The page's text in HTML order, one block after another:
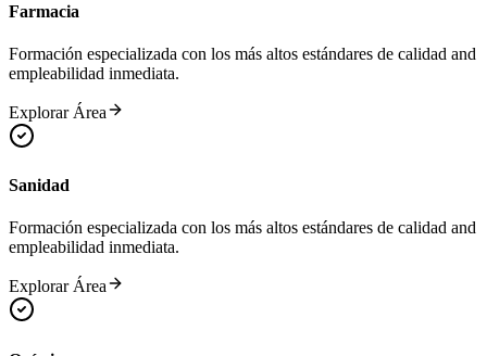
Farmacia
Formación especializada con los más altos estándares de calidad and
empleabilidad inmediata.
Explorar Área
Sanidad
Formación especializada con los más altos estándares de calidad and
empleabilidad inmediata.
Explorar Área